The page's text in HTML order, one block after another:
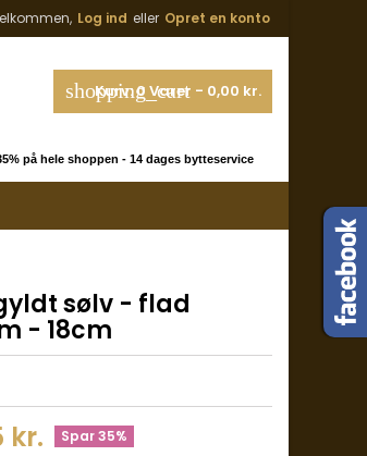
Log ind eller Opret en konto
shopping_cart
Kurv:0 Varer - 0,00 kr.
på hele shoppen - 14 dages bytteservice
sølv - flad
- 18cm
kr. Spar 35%